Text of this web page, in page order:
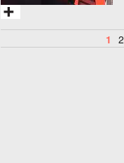
Seiten 1 2